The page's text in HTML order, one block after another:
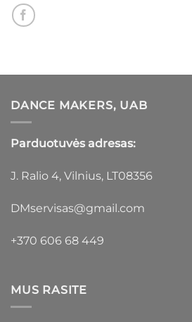
DANCE MAKERS, UAB
Parduotuvės adresas:
J. Ralio 4, Vilnius, LT08356
DMservisas@gmail.com
+370 606 68 449
MUS RASITE